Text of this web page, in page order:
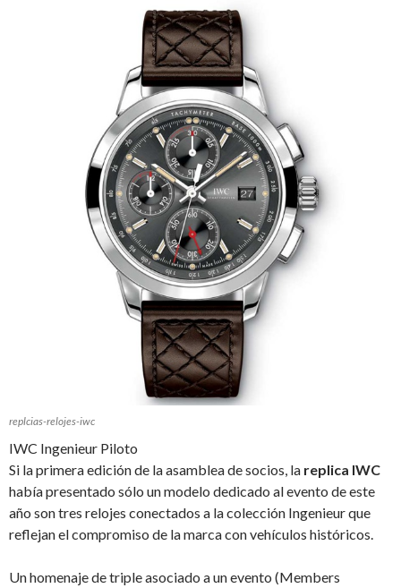
replcias-relojes-iwc
IWC Ingenieur Piloto
Si la primera edición de la asamblea de socios, la replica IWC
había presentado sólo un modelo dedicado al evento de este
año son tres relojes conectados a la colección Ingenieur que
reflejan el compromiso de la marca con vehículos históricos.
Un homenaje de triple asociado a un evento (Members